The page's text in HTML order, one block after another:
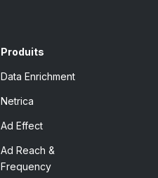
Produits
Data Enrichment
Netrica
Ad Effect
Ad Reach &
Frequency